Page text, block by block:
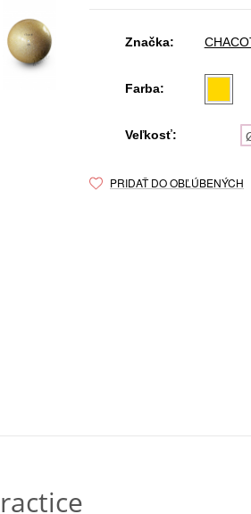
Značka:
Farba:
Veľkosť:
PRIDAŤ DO OBĽÚBENÝCH